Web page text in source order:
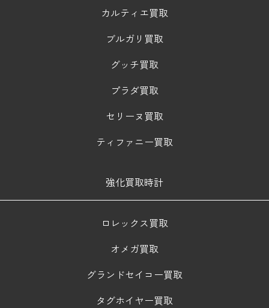
カルティエ買取
ブルガリ買取
グッチ買取
プラダ買取
セリーヌ買取
ティファニー買取
強化買取時計
ロレックス買取
オメガ買取
グランドセイコー買取
タグホイヤー買取